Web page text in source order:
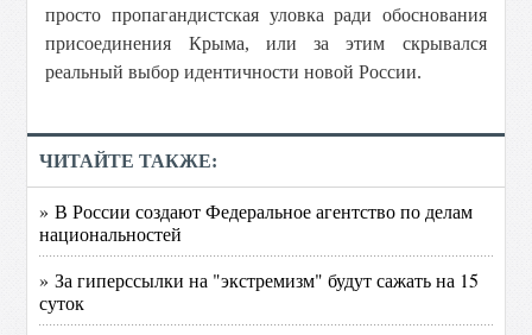
просто пропагандистская уловка ради обоснования
присоединения Крыма, или за этим скрывался
реальный выбор идентичности новой России.
ЧИТАЙТЕ ТАКЖЕ:
» В России создают Федеральное агентство по делам
национальностей
» За гиперссылки на "экстремизм" будут сажать на 15
суток